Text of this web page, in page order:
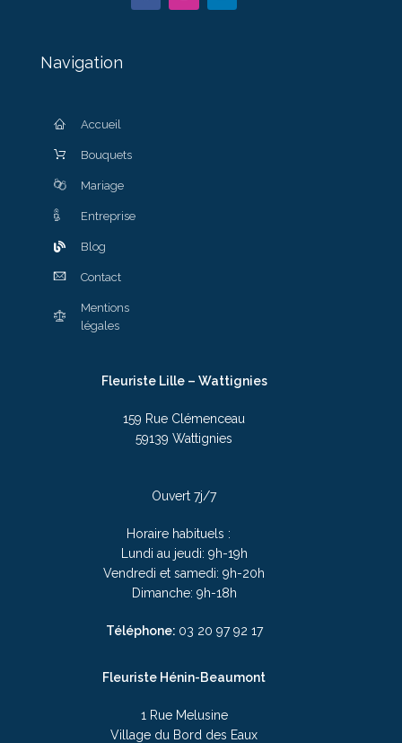
Navigation
Accueil
Bouquets
Mariage
Entreprise
Blog
Contact
Mentions
légales
Fleuriste Lille – Wattignies
159 Rue Clémenceau
59139 Wattignies
Ouvert 7j/7
Horaire habituels :
Lundi au jeudi: 9h-19h
Vendredi et samedi: 9h-20h
Dimanche: 9h-18h
Téléphone: 03 20 97 92 17
Fleuriste Hénin-Beaumont
1 Rue Melusine
Village du Bord des Eaux